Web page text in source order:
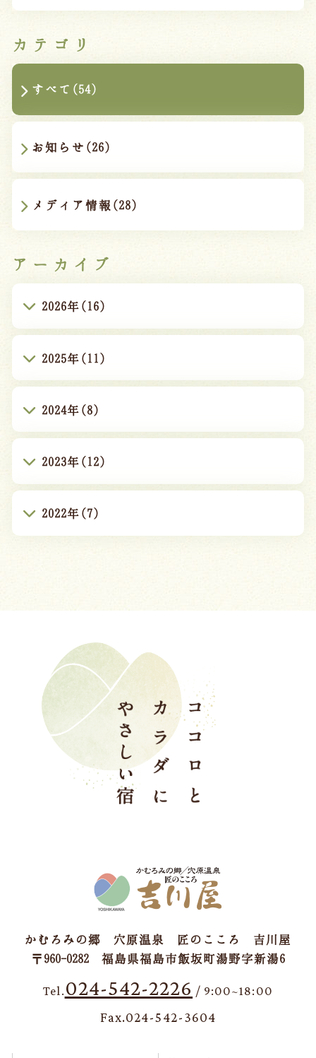
カテゴリ
すべて(54)
お知らせ(26)
メディア情報(28)
アーカイブ
2026年(16)
2025年(11)
2024年(8)
2023年(12)
2022年(7)
かむろみの郷 穴原温泉 匠のこころ 吉川屋
〒960-0282 福島県福島市飯坂町湯野字新湯6
Tel. 024-542-2226 / 9:00~18:00
Fax.024-542-3604